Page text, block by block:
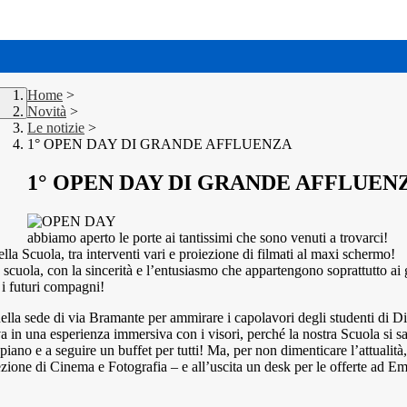
Home >
Novità >
Le notizie >
1° OPEN DAY DI GRANDE AFFLUENZA
1° OPEN DAY DI GRANDE
abbiamo aperto le porte ai tantissimi che sono venuti a trovarci!
Scuola, tra interventi vari e proiezione di filmati al maxi schermo!
con la sincerità e l’entusiasmo che appartengono
i futuri compagni!
sede di via Bramante per ammirare i capolavori degli studenti di
una esperienza immersiva con i visori, perché la nostra Scuola si
e a seguire un buffet per tutti! Ma, per non dimenticare
di Cinema e Fotografia – e all’uscita un desk per le offerte ad